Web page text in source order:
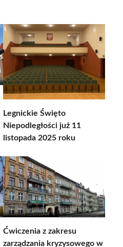
Legnickie Święto
Niepodległości już 11
listopada 2025 roku
Ćwiczenia z zakresu
zarządzania kryzysowego w